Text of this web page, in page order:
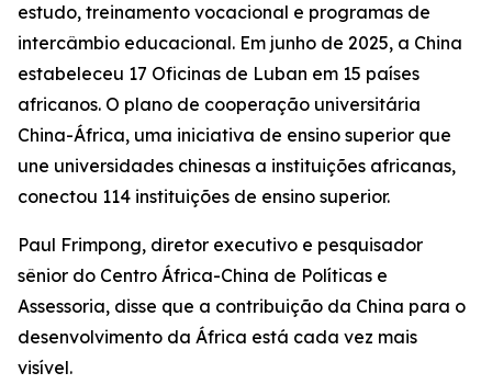
estudo, treinamento vocacional e programas de
intercâmbio educacional. Em junho de 2025, a China
estabeleceu 17 Oficinas de Luban em 15 países
africanos. O plano de cooperação universitária
China-África, uma iniciativa de ensino superior que
une universidades chinesas a instituições africanas,
conectou 114 instituições de ensino superior.
Paul Frimpong, diretor executivo e pesquisador
sênior do Centro África-China de Políticas e
Assessoria, disse que a contribuição da China para o
desenvolvimento da África está cada vez mais
visível.